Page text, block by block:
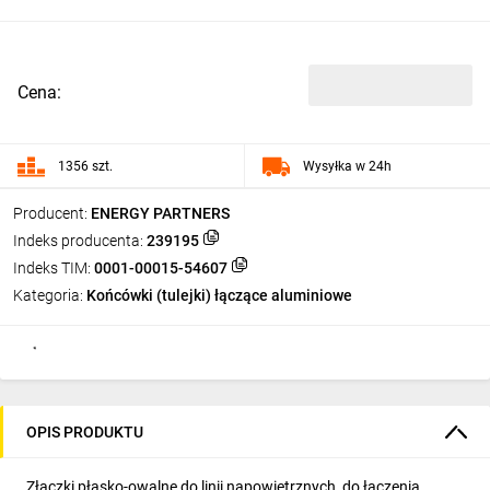
Producent: ENERGY PARTNERS
Indeks producenta: 239195
Indeks TIM: 0001-00015-54607
Kategoria: Końcówki (tulejki) łączące aluminiowe
Cena:
1356 szt. Wysyłka w 24h
OPIS PRODUKTU